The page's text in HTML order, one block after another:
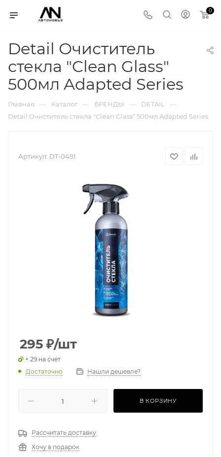
0
Detail Очиститель
стекла "Clean Glass"
500мл Adapted Series
Главная — Каталог — БРЕНДЫ — DETAIL —
Detail Очиститель стекла "Clean Glass" 500мл Adapted Series
Артикул: DT-0491
295 ₽/шт
+ 29 на счет
Достаточно
Нашли дешевле?
В КОРЗИНУ
Рассчитать доставку
Хочу в подарок